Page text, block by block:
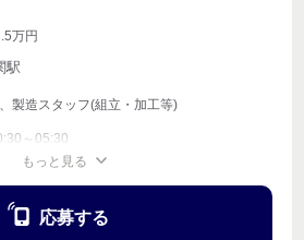
万円
駅
製造スタッフ(組立・加工等)
～05:30
もっと見る
応募する